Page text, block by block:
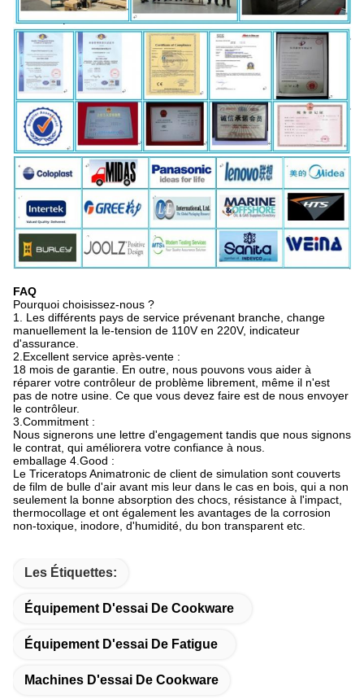
FAQ
Pourquoi choisissez-nous ?
1. Les différents pays de service prévenant branche, change
manuellement la le-tension de 110V en 220V, indicateur
d'assurance.
2.Excellent service après-vente :
18 mois de garantie. En outre, nous pouvons vous aider à
réparer votre contrôleur de problème librement, même il n'est
pas de notre usine. Ce que vous devez faire est de nous envoyer
le contrôleur.
3.Commitment :
Nous signerons une lettre d'engagement tandis que nous signons
le contrat, qui améliorera votre confiance à nous.
emballage 4.Good :
Le Triceratops Animatronic de client de simulation sont couverts
de film de bulle d'air avant mis leur dans le cas en bois, qui a non
seulement la bonne absorption des chocs, résistance à l'impact,
thermocollage et ont également les avantages de la corrosion
non-toxique, inodore, d'humidité, du bon transparent etc.
Les Étiquettes:
Équipement D'essai De Cookware
Équipement D'essai De Fatigue
Machines D'essai De Cookware